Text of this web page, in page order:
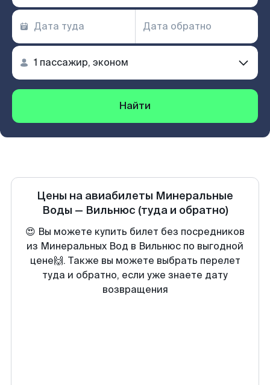
Найти
Цены на авиабилеты Минеральные
Воды — Вильнюс (туда и обратно)
😍 Вы можете купить билет без посредников
из Минеральных Вод в Вильнюс по выгодной
цене🙌. Также вы можете выбрать перелет
туда и обратно, если уже знаете дату
возвращения